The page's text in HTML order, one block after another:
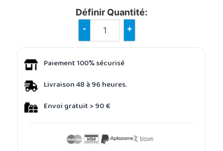
Définir Quantité:
- +
Paiement 100% sécurisé
Livraison 48 à 96 heures.
Envoi gratuit > 90 €